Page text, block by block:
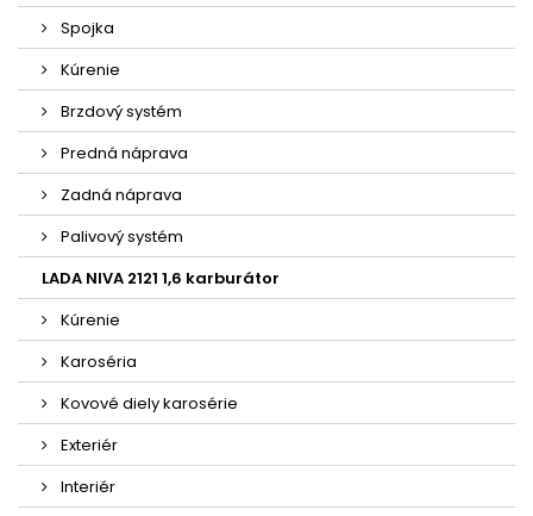
Spojka
Kúrenie
Brzdový systém
Predná náprava
Zadná náprava
Palivový systém
LADA NIVA 2121 1,6 karburátor
Kúrenie
Karoséria
Kovové diely karosérie
Exteriér
Interiér